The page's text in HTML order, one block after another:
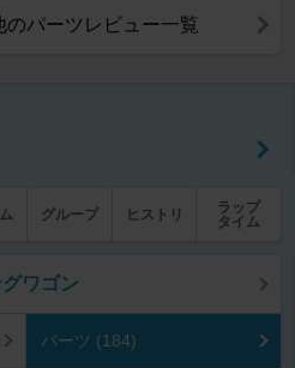
のパーツレビュー一覧
グループ ヒストリ
ラップ
タイム
ワゴン
パーツ (184)